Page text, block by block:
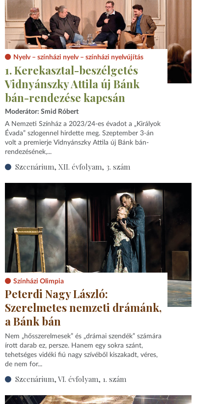
Nyelv – színházi nyelv – színházi nyelvújítás
1. Kerekasztal-beszélgetés
Vidnyánszky Attila új Bánk
bán-rendezése kapcsán
Moderátor: Smid Róbert
A Nemzeti Színház a 2023/24-es évadot a „Királyok
Évada” szlogennel hirdette meg. Szeptember 3-án
volt a premierje Vidnyánszky Attila új Bánk bán-
rendezésének,...
Szcenárium, XII. évfolyam, 3. szám
Színházi Olimpia
Peterdi Nagy László:
Szerelmetes nemzeti drámánk,
a Bánk bán
Nem „hősszerelmesek” és „drámai szendék” számára
írott darab ez, persze. Hanem egy sokra szánt,
tehetséges vidéki fiú nagy szívéből kiszakadt, véres,
de nem for...
Szcenárium, VI. évfolyam, 1. szám